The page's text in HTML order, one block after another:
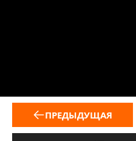
ПРЕДЫДУЩАЯ